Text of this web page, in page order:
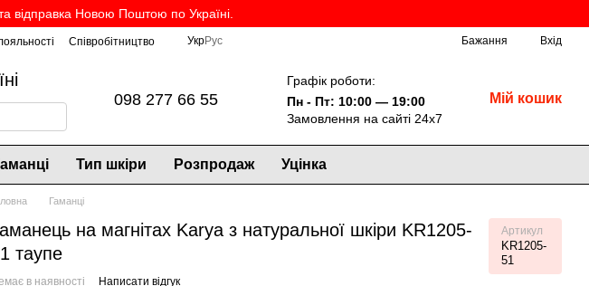
відправка Новою Поштою по Україні.
Співробітництво УкрРус Бажання Вхід
098 277 66 55
Графік роботи:
Пн - Пт: 10:00 — 19:00
Замовлення на сайті 24х7
Мій кошик
Тип шкіри Розпродаж Уцінка
Гаманці
на магнітах Karya з натуральної шкіри KR1205-
таупе
Артикул
KR1205-
51
в наявності Написати відгук